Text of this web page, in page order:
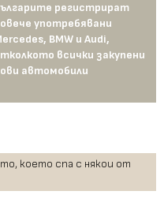
регистрират
употребявани
BMW и Audi,
всички закупени
автомобили
което спа с някои от